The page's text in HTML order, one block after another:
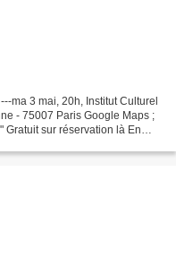
ma 3 mai, 20h, Institut Culturel
- 75007 Paris Google Maps ;
Gratuit sur réservation là En